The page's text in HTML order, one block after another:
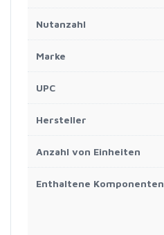
Nutanzahl
Marke
UPC
Hersteller
Anzahl von Einheiten
Enthaltene Komponenten